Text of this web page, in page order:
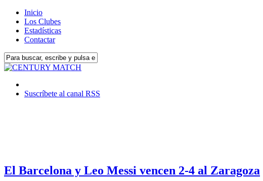
Inicio
Los Clubes
Estadísticas
Contactar
Suscríbete al canal RSS
El Barcelona y Leo Messi vencen 2-4 al Zaragoza